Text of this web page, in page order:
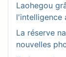
Laohegou
l'intelligence
La réserve
nouvelles